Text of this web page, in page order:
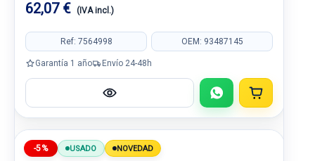
62,07 € (IVA incl.)
Ref: 7564998 OEM: 93487145
Garantía 1 año Envío 24-48h
-5% USADO NOVEDAD